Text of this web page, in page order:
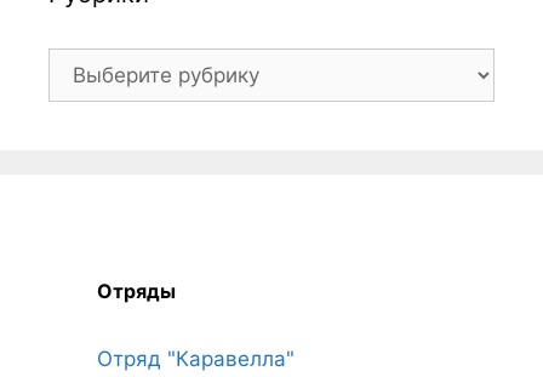
Рубрики
Отряды
Отряд "Каравелла"